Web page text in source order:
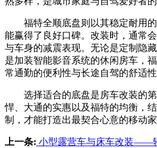
福特全顺底盘则以其稳定耐用的
能赢得了良好口碑。改装时，通常
与车身的减震表现。无论是定制隐
是加装智能影音系统的休闲房车，
常通勤的便利性与长途自驾的舒适性
选择适合的底盘是房车改装的第
悍、大通的实惠以及福特的均衡，
制，才能打造出最契合心意的移动家
上一条: 小型露营车与床车改装——